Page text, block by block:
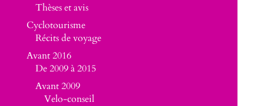
Thèses et avis
Cyclotourisme
Récits de voyage
Avant 2016
De 2009 à 2015
Avant 2009
Velo-conseil